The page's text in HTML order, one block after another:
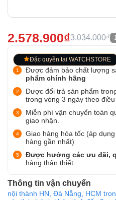
2.578.900₫3.034.000₫ -
Đặc quyền tại WATCHSTORE
Được đảm bảo chất lượng
phẩm chính hãng
Được đổi trả sản phẩm
trong vòng 3 ngày theo
Miễn phí vận chuyển toàn
giao nhận.
Giao hàng hỏa tốc (áp
hàng gần nhất)
Được hưởng các ưu đãi,
hàng thân thiết.
Thông tin vận chuyển
nội thành HN, Đà Nẵng, HCM